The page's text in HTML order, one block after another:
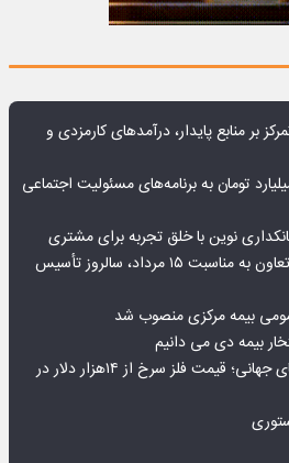
بر منابع پایدار، درآمدهای کارمزدی و
مهر ایران بیش از ۷۰ میلیارد تومان به برنامه‌های مسئولیت اجتماعی
نوین با خلق تجربه برای مشتری
پیام مدیرعامل بانک توسعه تعاون به مناسبت ۱۵ مرداد، سالروز تأسیس
بیمه مرکزی منصوب شد
بیمه دی می دانیم
تداوم صعود مس در بازارهای جهانی؛ قیمت فلز سرخ از ۱۴هزار دلار در